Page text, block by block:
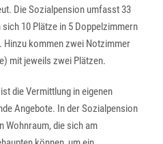
Die Sozialpension umfasst 33
10 Plätze in 5 Doppelzimmern
Hinzu kommen zwei Notzimmer
mit jeweils zwei Plätzen.
die Vermittlung in eigenen
Angebote. In der Sozialpension
Wohnraum, die sich am